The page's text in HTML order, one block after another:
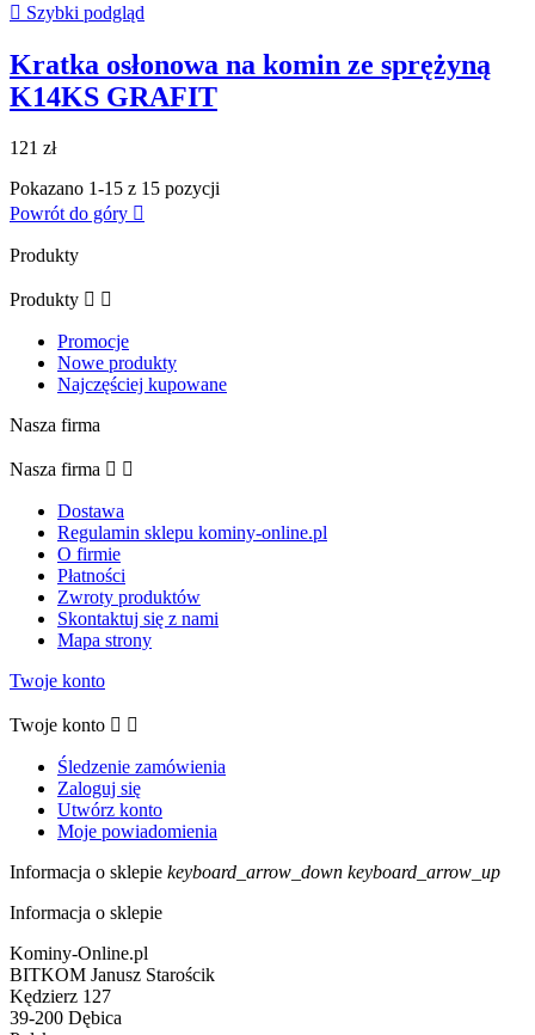
 Szybki podgląd
Kratka osłonowa na komin ze sprężyną
K14KS GRAFIT
121 zł
Pokazano 1-15 z 15 pozycji
Powrót do góry 
Produkty
Produkty  
Promocje
Nowe produkty
Najczęściej kupowane
Nasza firma
Nasza firma  
Dostawa
Regulamin sklepu kominy-online.pl
O firmie
Płatności
Zwroty produktów
Skontaktuj się z nami
Mapa strony
Twoje konto
Twoje konto  
Śledzenie zamówienia
Zaloguj się
Utwórz konto
Moje powiadomienia
Informacja o sklepie keyboard_arrow_down keyboard_arrow_up
Informacja o sklepie
Kominy-Online.pl
BITKOM Janusz Starościk
Kędzierz 127
39-200 Dębica